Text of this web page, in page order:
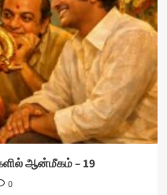
ஆன்மீகம் – 19
0